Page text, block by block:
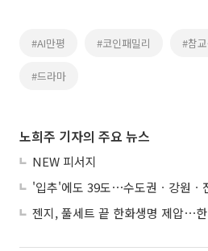
#AI만평 #코인패밀리 #참
#드라마
노희주 기자의 주요 뉴스
NEW 피서지
'입추'에도 39도⋯수도권ㆍ강원ㆍ